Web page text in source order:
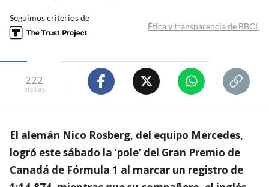
Seguimos criterios de
Ética y transparencia de BBCL
222
visitas
El alemán Nico Rosberg, del equipo Mercedes,
logró este sábado la ‘pole’ del Gran Premio de
Canadá de Fórmula 1 al marcar un registro de